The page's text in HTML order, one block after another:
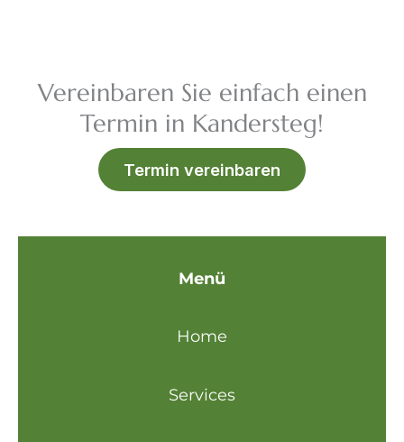
Vereinbaren Sie einfach einen
Termin in Kandersteg!
Termin vereinbaren
Menü
Home
Services